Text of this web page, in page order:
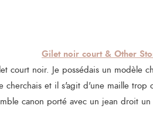
Gilet noir court & Other
court noir. Je possédais un modèle
cherchais et il s'agit d'une maille
canon porté avec un jean droit